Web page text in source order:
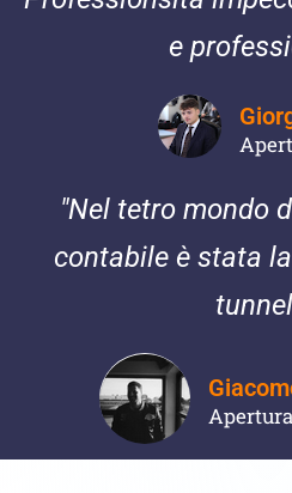
e
"Nel tetro mondo
contabile è stata